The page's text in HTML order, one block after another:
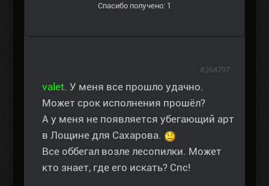
Спасибо получено: 1
valet. У меня все прошло удачно.
Может срок исполнения прошёл?
А у меня не появляется убегающий арт
в Лощине для Сахарова.
Все оббегал возле лесопилки. Может
кто знает, где его искать? Спс!
#264797